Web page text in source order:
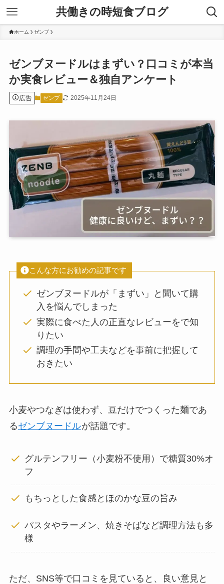
共働きの時短食ブログ
ホーム ゼンブ
ゼンブヌードルはまずい？口コミが本当
か実食レビュー＆独自アンケート
広告 ゼンブ 2025年11月24日
こんな方にお勧めの記事です
ゼンブヌードルが「まずい」と聞いて購
入を悩んでしまった
実際に食べた人の正直なレビューをで知
りたい
調理の手間や工夫などを事前に把握して
おきたい
小麦やつなぎは使わず、豆だけでつくった麺であ
るゼンブヌードルが話題です。
グルテンフリー（小麦粉不使用）で糖質30%オ
フ
もちっとした食感とほのかな豆の旨み
パスタやラーメン、焼きそばなど調理方法も多
様
ただ、SNS等で口コミを見ていると、良い意見と